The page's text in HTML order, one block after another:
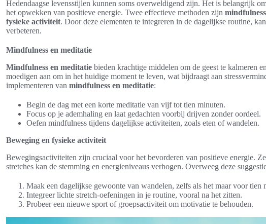
Hedendaagse levensstijlen kunnen soms overweldigend zijn. Het is belangrijk
het opwekken van positieve energie. Twee effectieve methoden zijn
fysieke activiteit. Door deze elementen te integreren in de dagelijkse routine,
verbeteren.
Mindfulness en meditatie
Mindfulness en meditatie bieden krachtige middelen om de geest te kalmeren
moedigen aan om in het huidige moment te leven, wat bijdraagt aan
implementeren van mindfulness en meditatie:
Begin de dag met een korte meditatie van vijf tot tien minuten.
Focus op je ademhaling en laat gedachten voorbij drijven zonder oordeel.
Oefen mindfulness tijdens dagelijkse activiteiten, zoals eten of wandelen.
Beweging en fysieke activiteit
Bewegingsactiviteiten zijn cruciaal voor het bevorderen van positieve energie.
stretches kan de stemming en energieniveaus verhogen. Overweeg deze
Maak een dagelijkse gewoonte van wandelen, zelfs als het maar voor tien
Integreer lichte stretch-oefeningen in je routine, vooral na het zitten.
Probeer een nieuwe sport of groepsactiviteit om motivatie te behouden.